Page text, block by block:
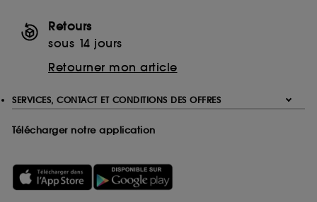
Retours
sous 14 jours
Retourner mon article
SERVICES, CONTACT ET CONDITIONS DES OFFRES
Télécharger notre application